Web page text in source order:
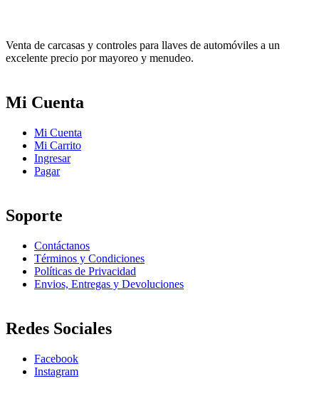
Venta de carcasas y controles para llaves de automóviles a un
excelente precio por mayoreo y menudeo.
Mi Cuenta
Mi Cuenta
Mi Carrito
Ingresar
Pagar
Soporte
Contáctanos
Términos y Condiciones
Políticas de Privacidad
Envios, Entregas y Devoluciones
Redes Sociales
Facebook
Instagram